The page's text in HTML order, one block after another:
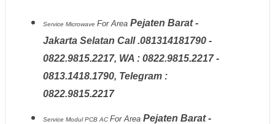
Service Microwave For Area Pejaten Barat -
Jakarta Selatan Call .081314181790 -
0822.9815.2217, WA : 0822.9815.2217 -
0813.1418.1790, Telegram :
0822.9815.2217
Service Modul PCB AC For Area Pejaten Barat -